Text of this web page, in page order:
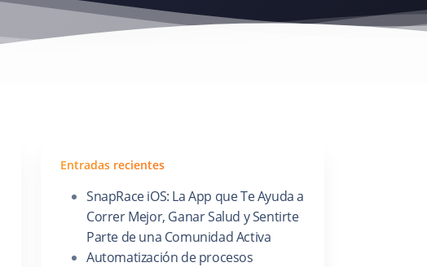
Entradas recientes
SnapRace iOS: La App que Te Ayuda a
Correr Mejor, Ganar Salud y Sentirte
Parte de una Comunidad Activa
Automatización de procesos